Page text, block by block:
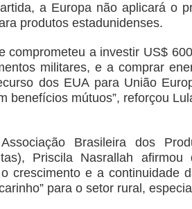
a Europa não aplicará o
produtos estadunidenses.
comprometeu a investir US$
militares, e a comprar
dos EUA para União
benefícios mútuos”, reforçou
Brasileira dos
Priscila Nasrallah
crescimento e a continuidade
para o setor rural,